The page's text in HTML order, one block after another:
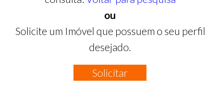
ou
Solicite um Imóvel que possuem o seu perfil
desejado.
Solicitar